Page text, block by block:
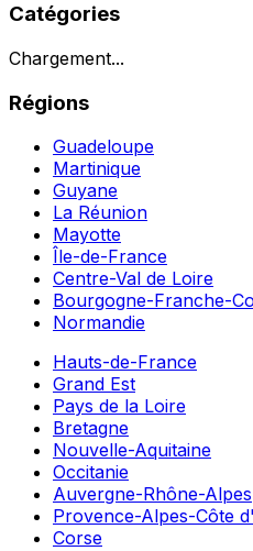
Catégories
Chargement...
Régions
Guadeloupe
Martinique
Guyane
La Réunion
Mayotte
Île-de-France
Centre-Val de Loire
Bourgogne-Franche-
Normandie
Hauts-de-France
Grand Est
Pays de la Loire
Bretagne
Nouvelle-Aquitaine
Occitanie
Auvergne-Rhône-Alpes
Provence-Alpes-Côte
Corse